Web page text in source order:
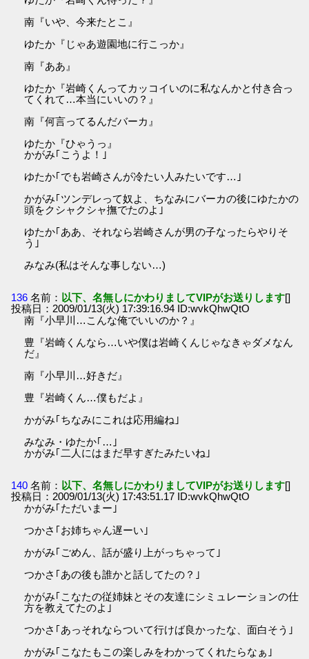
南『いや、今来たとこ』
ゆたか『じゃあ遊園地に行こっか』
南『ああ』
ゆたか『岩崎くんってカッコイいのに私なんかと付き合っ
てくれて…本当にいいの？』
南『何言ってるんだバーカ』
ゆたか『ひゃうっ』
かがみ｢こうよ！｣
ゆたか｢でも岩崎さんが冷たい人みたいです…｣
かがみ｢ツンデレって奴よ、ちなみにバーカの後にゆたかの
頭をクシャクシャ撫でたのよ｣
ゆたか｢ああ、それなら岩崎さんが男の子なったらやりそ
う｣
みなみ(私はそんな事しない…)
136 名前： 以下、名無しにかわりましてVIPがお送りします[]
投稿日：2009/01/13(火) 17:39:16.94 ID:wvkQhwQtO
南『小早川…こんな俺でいいのか？』
豊『岩崎くんなら…いや僕は岩崎くんじゃなきゃダメなん
だ』
南『小早川…好きだ』
豊『岩崎くん…僕もだよ』
かがみ｢ちなみにこれは応用編ね｣
みなみ・ゆたか｢…｣
かがみ｢二人にはまだ早すぎたみたいね｣
140 名前： 以下、名無しにかわりましてVIPがお送りします[]
投稿日：2009/01/13(火) 17:43:51.17 ID:wvkQhwQtO
かがみ｢ただいまー｣
つかさ｢お姉ちゃん遅ーい｣
かがみ｢ごめん、話が盛り上がっちゃって｣
つかさ｢あの後も誰かと話してたの？｣
かがみ｢こなたの従姉妹とその友達にシミュレーションの仕
方を教えてたのよ｣
つかさ｢あっそれならついて行けば良かったな、面白そう｣
かがみ｢こなたもこの楽しみをわかってくれたらなぁ｣